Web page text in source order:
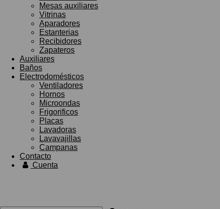
Mesas auxiliares
Vitrinas
Aparadores
Estanterias
Recibidores
Zapateros
Auxiliares
Baños
Electrodomésticos
Ventiladores
Hornos
Microondas
Frigorificos
Placas
Lavadoras
Lavavajillas
Campanas
Contacto
Cuenta